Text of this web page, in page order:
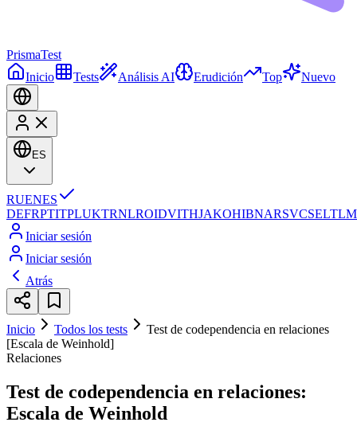
PrismaTest
Inicio
Tests Análisis AI Erudición Top Nuevo
ES
RUENES
DEFRPTITPLUKTRNLROIDVITHJAKOHIBNARSVCSELTL
Iniciar sesión
Iniciar sesión
Atrás
Inicio Todos los tests
Test de codependencia en relaciones
[Escala de Weinhold]
Relaciones
Test de codependencia en relaciones:
Escala de Weinhold